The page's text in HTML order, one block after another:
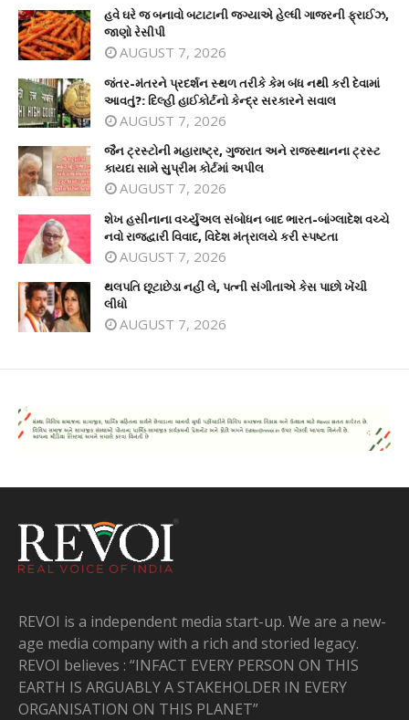
હવે ઘરે જ બનાવો બટાટાની જગ્યાએ હેલ્ધી ગાજરની ફ્રાઈઝ,
જાણો રેસીપી
AUGUST 7, 2026
જંતર-મંતરને પ્રદર્શન સ્થળ તરીકે કેમ બંધ નથી કરી દેવામાં
આવતું?: દિલ્હી હાઈકોર્ટનો કેન્દ્ર સરકારને સવાલ
AUGUST 7, 2026
જૈન ટ્રસ્ટોની મહારાષ્ટ્ર, ગુજરાત અને રાજસ્થાનના ટ્રસ્ટ
કાયદા સામે સુપ્રીમ કોર્ટમાં અપીલ
AUGUST 7, 2026
શેખ હસીનાના વર્ચ્યુઅલ સંબોધન બાદ ભારત-બાંગ્લાદેશ વચ્ચે
નવો રાજદ્વારી વિવાદ, વિદેશ મંત્રાલયે કરી સ્પષ્ટતા
AUGUST 7, 2026
થલપતિ છૂટાછેડા નહીં લે, પત્ની સંગીતાએ કેસ પાછો ખેંચી
લીધો
AUGUST 7, 2026
REVOI is a independent media start-up. We are a new-
age media company with a rich and storied legacy.
REVOI believes : “INFACT EVERY PERSON ON THIS
EARTH IS ARGUABLY A STAKEHOLDER IN EVERY
ORGANISATION ON THIS PLANET”